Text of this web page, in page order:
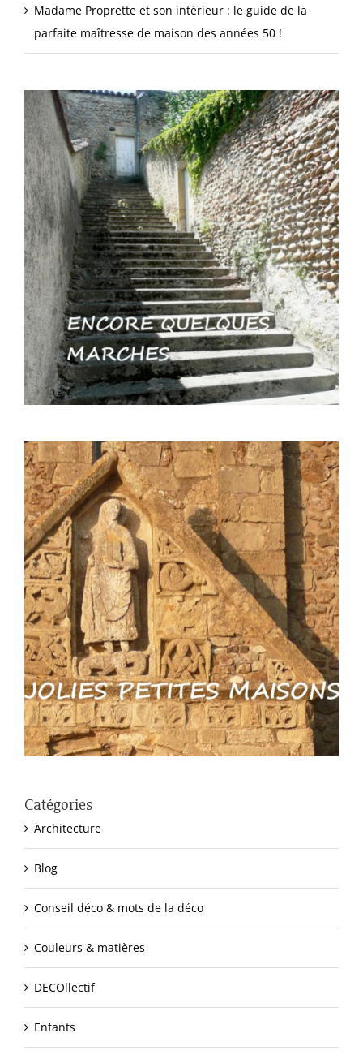
Madame Proprette et son intérieur : le guide de la
parfaite maîtresse de maison des années 50 !
Catégories
Architecture
Blog
Conseil déco & mots de la déco
Couleurs & matières
DECOllectif
Enfants